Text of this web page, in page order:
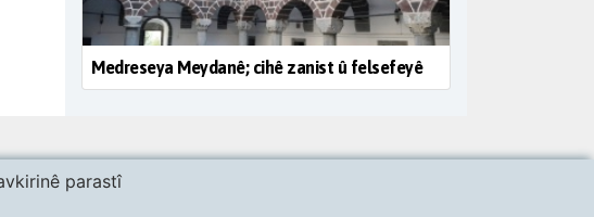
Medreseya Meydanê; cihê zanist û felsefeyê
parastî